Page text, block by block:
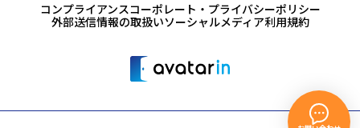
コンプライアンスコーポレート・プライバシーポリシー
外部送信情報の取扱いソーシャルメディア利用規約